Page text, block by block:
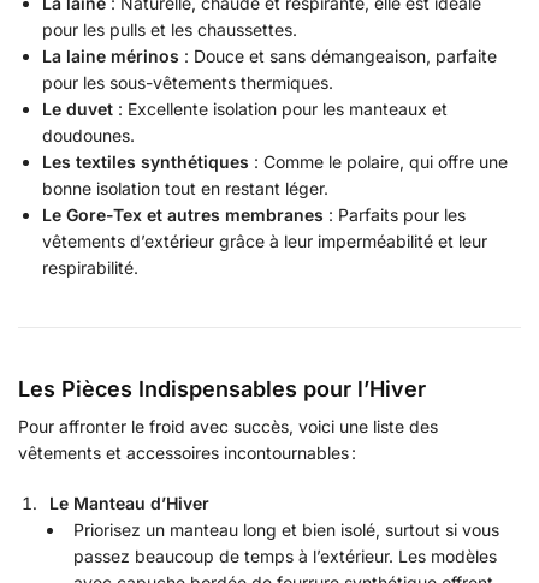
pour les pulls et les chaussettes.
La laine mérinos : Douce et sans démangeaison, parfaite
pour les sous-vêtements thermiques.
Le duvet : Excellente isolation pour les manteaux et
doudounes.
Les textiles synthétiques : Comme le polaire, qui offre une
bonne isolation tout en restant léger.
Le Gore-Tex et autres membranes : Parfaits pour les
vêtements d’extérieur grâce à leur imperméabilité et leur
respirabilité.
Les Pièces Indispensables pour l’Hiver
Pour affronter le froid avec succès, voici une liste des
vêtements et accessoires incontournables :
Le Manteau d’Hiver
Priorisez un manteau long et bien isolé, surtout si vous
passez beaucoup de temps à l’extérieur. Les modèles